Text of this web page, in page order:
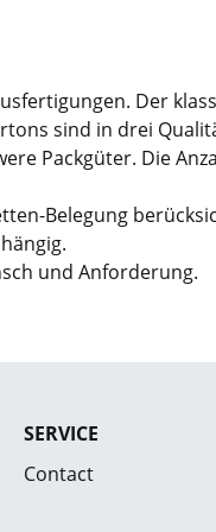
Der
sind in drei
Packgüter. Die
Belegung
und Anforderung.
SERVICE
Contact